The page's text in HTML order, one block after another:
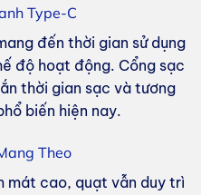
Type-C
đến thời gian sử dụng
độ hoạt động. Cổng sạc
thời gian sạc và tương
biến hiện nay.
Theo
mát cao, quạt vẫn duy trì